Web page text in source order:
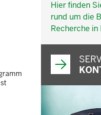
Hier finden
rund um die
Recherche in